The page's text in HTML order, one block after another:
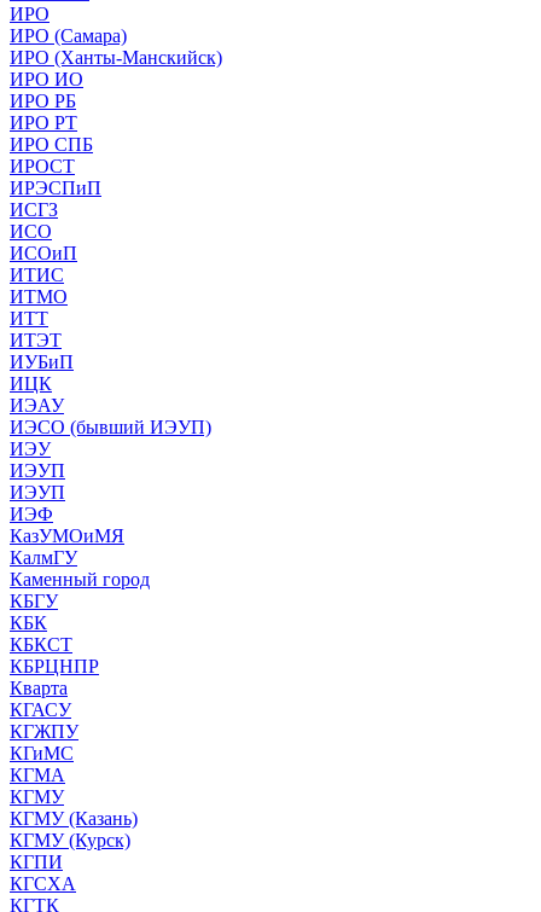
ИРО
ИРО (Самара)
ИРО (Ханты-Манскийск)
ИРО ИО
ИРО РБ
ИРО РТ
ИРО СПБ
ИРОСТ
ИРЭСПиП
ИСГЗ
ИСО
ИСОиП
ИТИС
ИТМО
ИТТ
ИТЭТ
ИУБиП
ИЦК
ИЭАУ
ИЭСО (бывший ИЭУП)
ИЭУ
ИЭУП
ИЭУП
ИЭФ
КазУМОиМЯ
КалмГУ
Каменный город
КБГУ
КБК
КБКСТ
КБРЦНПР
Кварта
КГАСУ
КГЖПУ
КГиМС
КГМА
КГМУ
КГМУ (Казань)
КГМУ (Курск)
КГПИ
КГСХА
КГТК